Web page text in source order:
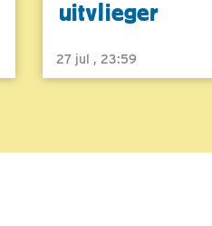
uitvlieger
27 jul , 23:59